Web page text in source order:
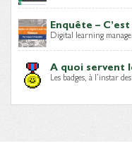
Enquête –
Digital learning
A quoi servent
Les badges, à l’instar